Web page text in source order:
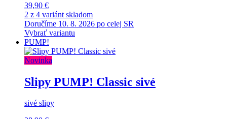
39,90 €
2 z 4 variánt skladom
Doručíme 10. 8. 2026 po celej SR
Vybrať variantu
PUMP!
Novinka
Slipy PUMP! Classic sivé
sivé slipy